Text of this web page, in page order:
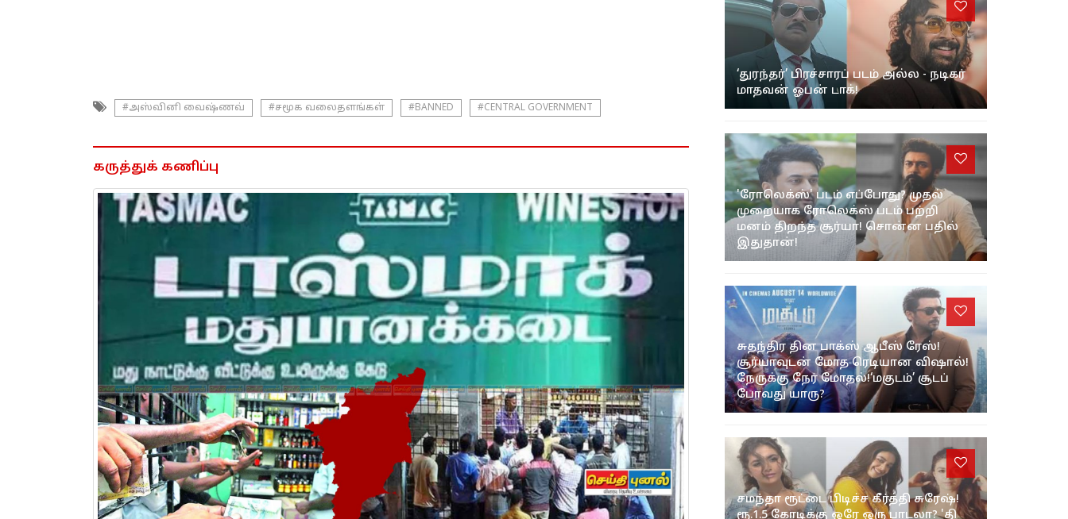
#அஸ்வினி வைஷ்ணவ் #சமூக வலைதளங்கள் #BANNED #CENTRAL GOVERNMENT
கருத்துக் கணிப்பு
‘துரந்தர்’ பிரச்சாரப் படம் அல்ல - நடிகர்
'ரோலெக்ஸ்' படம் எப்போது? முதல்
முறையாக ரோலெக்ஸ் படம் பற்றி
மனம் திறந்த சூர்யா! சொன்ன பதில்
சுதந்திர தின பாக்ஸ் ஆபீஸ் ரேஸ்!
சூர்யாவுடன் மோத ரெடியான விஷால்!
நேருக்கு நேர் மோதல்!‘மகுடம்’ சூடப்